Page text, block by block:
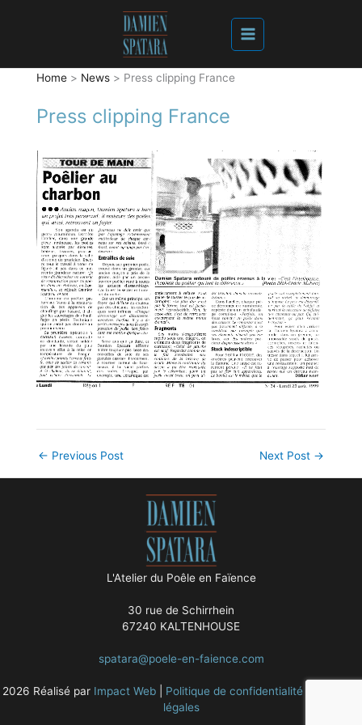
Home News Press clipping France
Press clipping France
← Previous Post Next Post →
L'Atelier du Poêle en Faïence
30 rue de Schirrhein
67240 KALTENHOUSE
spatara@poele-en-faience.com
2026 Réalisé par Impact Web| Politique de confidentialité|
légales